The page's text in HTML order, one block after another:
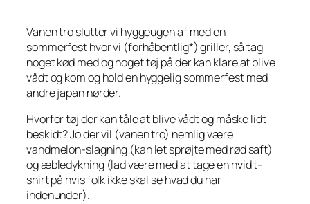
Vanen tro slutter vi hyggeugen af med en
sommerfest hvor vi (forhåbentlig*) griller, så tag
noget kød med og noget tøj på der kan klare at blive
vådt og kom og hold en hyggelig sommerfest med
andre japan nørder.
Hvorfor tøj der kan tåle at blive vådt og måske lidt
beskidt? Jo der vil (vanen tro) nemlig være
vandmelon-slagning (kan let sprøjte med rød saft)
og æbledykning (lad være med at tage en hvid t-
shirt på hvis folk ikke skal se hvad du har
indenunder).